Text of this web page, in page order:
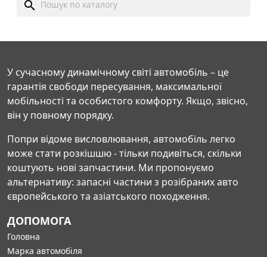
search
У сучасному динамічному світі автомобіль – це
гарантія свободи пересування, максимальної
мобільності та особистого комфорту. Якщо, звісно,
він у повному порядку.
Попри відоме висловлювання, автомобіль легко
може стати розкішшю - тільки подивіться, скільки
коштують нові запчастини. Ми пропонуємо
альтернативу: запасні частини з розібраних авто
європейського та азіатського походження.
ДОПОМОГА
Головна
Марка автомобіля